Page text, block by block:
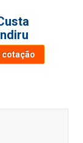
cotação